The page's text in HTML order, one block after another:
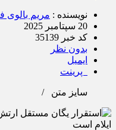
نویسنده : مریم بالوی
20 سپتامبر 2025
کد خبر 35139
بدون نظر
ایمیل
پرینت
سایز متن /